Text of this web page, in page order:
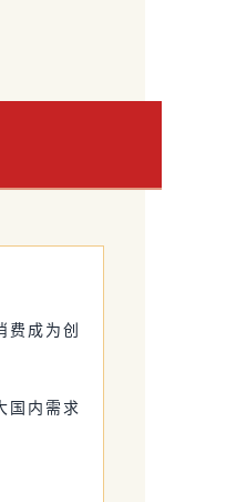
成为创
国内需求